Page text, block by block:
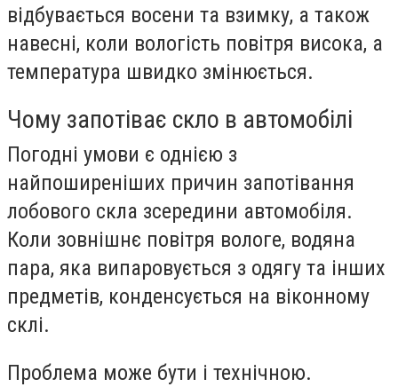
відбувається восени та взимку, а також
навесні, коли вологість повітря висока, а
температура швидко змінюється.
Чому запотіває скло в автомобілі
Погодні умови є однією з
найпоширеніших причин запотівання
лобового скла зсередини автомобіля.
Коли зовнішнє повітря вологе, водяна
пара, яка випаровується з одягу та інших
предметів, конденсується на віконному
склі.
Проблема може бути і технічною.